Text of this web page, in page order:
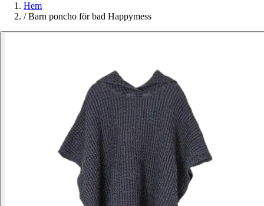
Hem
/ Barn poncho för bad Happymess